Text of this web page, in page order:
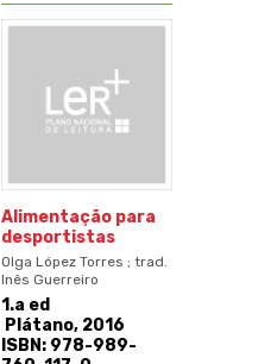
Alimentação para
desportistas
Olga López Torres ; trad.
Inês Guerreiro
1.a ed
Plátano, 2016
ISBN: 978-989-